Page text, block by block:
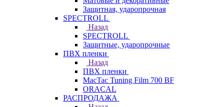
Защитная, ударопрочная
SPECTROLL
Назад
SPECTROLL
Защитные, ударопрочные
ПВХ пленки
Назад
ПВХ пленки
MacTac Tuning Film 700 BF
ORACAL
РАСПРОДАЖА